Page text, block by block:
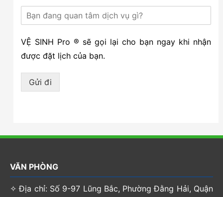
VỆ SINH Pro ® sẽ gọi lại cho bạn ngay khi nhận
được đặt lịch của bạn.
Gửi đi
VĂN PHÒNG
✧ Địa chỉ: Số 9-97 Lũng Bắc, Phường Đằng Hải, Quận